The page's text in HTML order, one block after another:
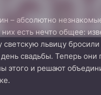
– абсолютно
есть нечто общее:
светскую львицу бросили
свадьбы. Теперь они
этого и решают